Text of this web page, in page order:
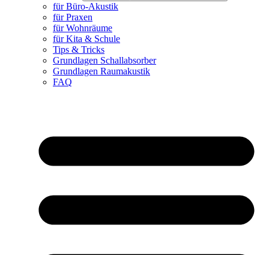
für Büro-Akustik
für Praxen
für Wohnräume
für Kita & Schule
Tips & Tricks
Grundlagen Schallabsorber
Grundlagen Raumakustik
FAQ